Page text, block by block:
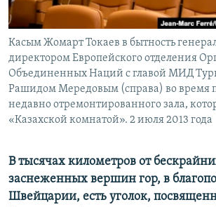
Касым Жомарт Токаев в бытность
директором Европейского отделения
Объединенных Наций с главой МИД
Рашидом Мередовым (справа) во время
недавно отремонтированного зала,
«Казахской комнатой». 2 июля 2013 года
В тысячах километров от
заснеженных вершин гор, в
Швейцарии, есть уголок,